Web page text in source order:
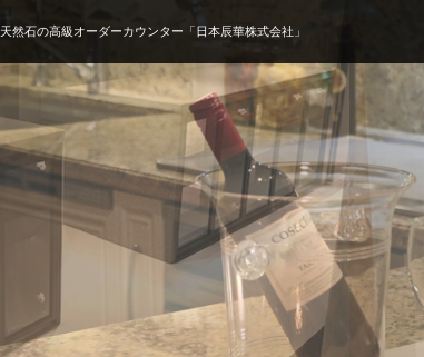
天然石の高級オーダーカウンター「日本辰華株式会社」